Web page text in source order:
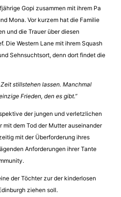
Gopi zusammen mit ihrem Pa
Mona. Vor kurzem hat die Familie
und die Trauer über diesen
Die Western Lane mit ihrem Squash
Sehnsuchtsort, denn dort findet die
stillstehen lassen. Manchmal
Frieden, den es gibt.”
der jungen und verletzlichen
mit dem Tod der Mutter auseinander
mit der Überforderung ihres
Anforderungen ihrer Tante
der Töchter zur der kinderlosen
ziehen soll.